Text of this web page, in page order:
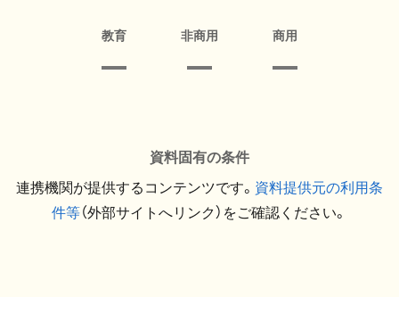
教育 非商用 商用
資料固有の条件
連携機関が提供するコンテンツです。 資料提供元の利用条
件等（外部サイトへリンク）をご確認ください。